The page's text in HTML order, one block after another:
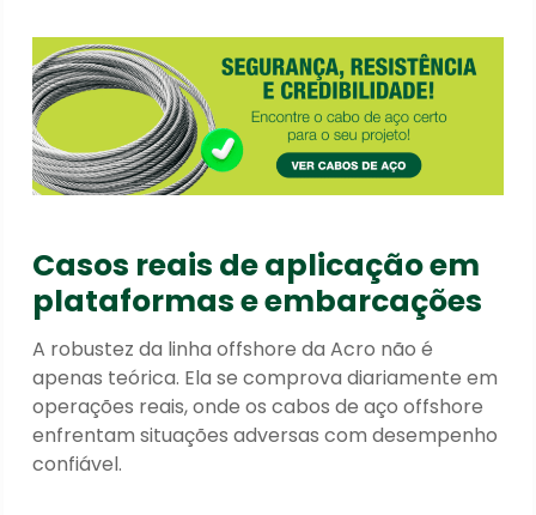
Casos reais de aplicação em
plataformas e embarcações
A robustez da linha offshore da Acro não é
apenas teórica. Ela se comprova diariamente em
operações reais, onde os cabos de aço offshore
enfrentam situações adversas com desempenho
confiável.